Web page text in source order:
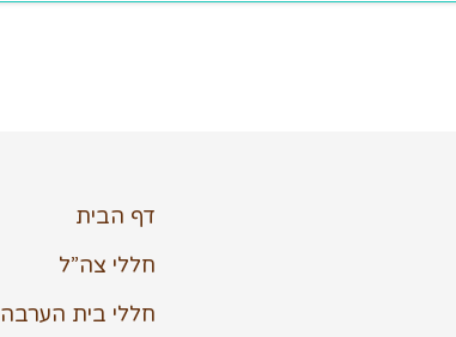
דף הבית
חללי צה”ל
חללי בית הערבה